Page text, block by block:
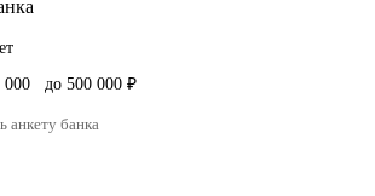
000 до 500 000 ₽
анкету банка